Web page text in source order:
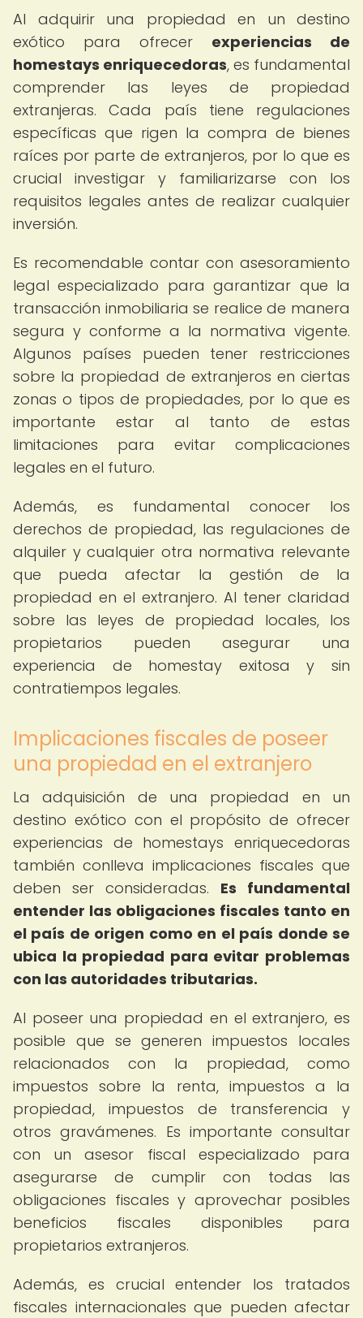
Al adquirir una propiedad en un destino
exótico para ofrecer experiencias de
homestays enriquecedoras, es fundamental
comprender las leyes de propiedad
extranjeras. Cada país tiene regulaciones
específicas que rigen la compra de bienes
raíces por parte de extranjeros, por lo que es
crucial investigar y familiarizarse con los
requisitos legales antes de realizar cualquier
inversión.
Es recomendable contar con asesoramiento
legal especializado para garantizar que la
transacción inmobiliaria se realice de manera
segura y conforme a la normativa vigente.
Algunos países pueden tener restricciones
sobre la propiedad de extranjeros en ciertas
zonas o tipos de propiedades, por lo que es
importante estar al tanto de estas
limitaciones para evitar complicaciones
legales en el futuro.
Además, es fundamental conocer los
derechos de propiedad, las regulaciones de
alquiler y cualquier otra normativa relevante
que pueda afectar la gestión de la
propiedad en el extranjero. Al tener claridad
sobre las leyes de propiedad locales, los
propietarios pueden asegurar una
experiencia de homestay exitosa y sin
contratiempos legales.
Implicaciones fiscales de poseer
una propiedad en el extranjero
La adquisición de una propiedad en un
destino exótico con el propósito de ofrecer
experiencias de homestays enriquecedoras
también conlleva implicaciones fiscales que
deben ser consideradas. Es fundamental
entender las obligaciones fiscales tanto en
el país de origen como en el país donde se
ubica la propiedad para evitar problemas
con las autoridades tributarias.
Al poseer una propiedad en el extranjero, es
posible que se generen impuestos locales
relacionados con la propiedad, como
impuestos sobre la renta, impuestos a la
propiedad, impuestos de transferencia y
otros gravámenes. Es importante consultar
con un asesor fiscal especializado para
asegurarse de cumplir con todas las
obligaciones fiscales y aprovechar posibles
beneficios fiscales disponibles para
propietarios extranjeros.
Además, es crucial entender los tratados
fiscales internacionales que pueden afectar